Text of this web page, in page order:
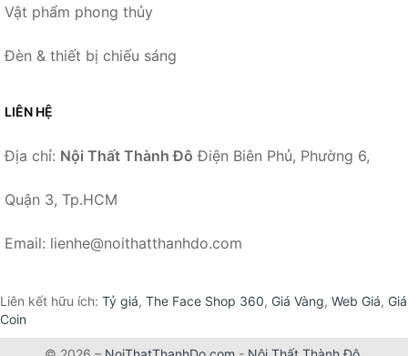
Vật phẩm phong thủy
Đèn & thiết bị chiếu sáng
LIÊN HỆ
Địa chỉ: Nội Thất Thành Đô Điện Biên Phủ, Phường 6,
Quận 3, Tp.HCM
Email: lienhe@noithatthanhdo.com
Liên kết hữu ích: Tỷ giá, The Face Shop 360, Giá Vàng, Web Giá, Giá
Coin